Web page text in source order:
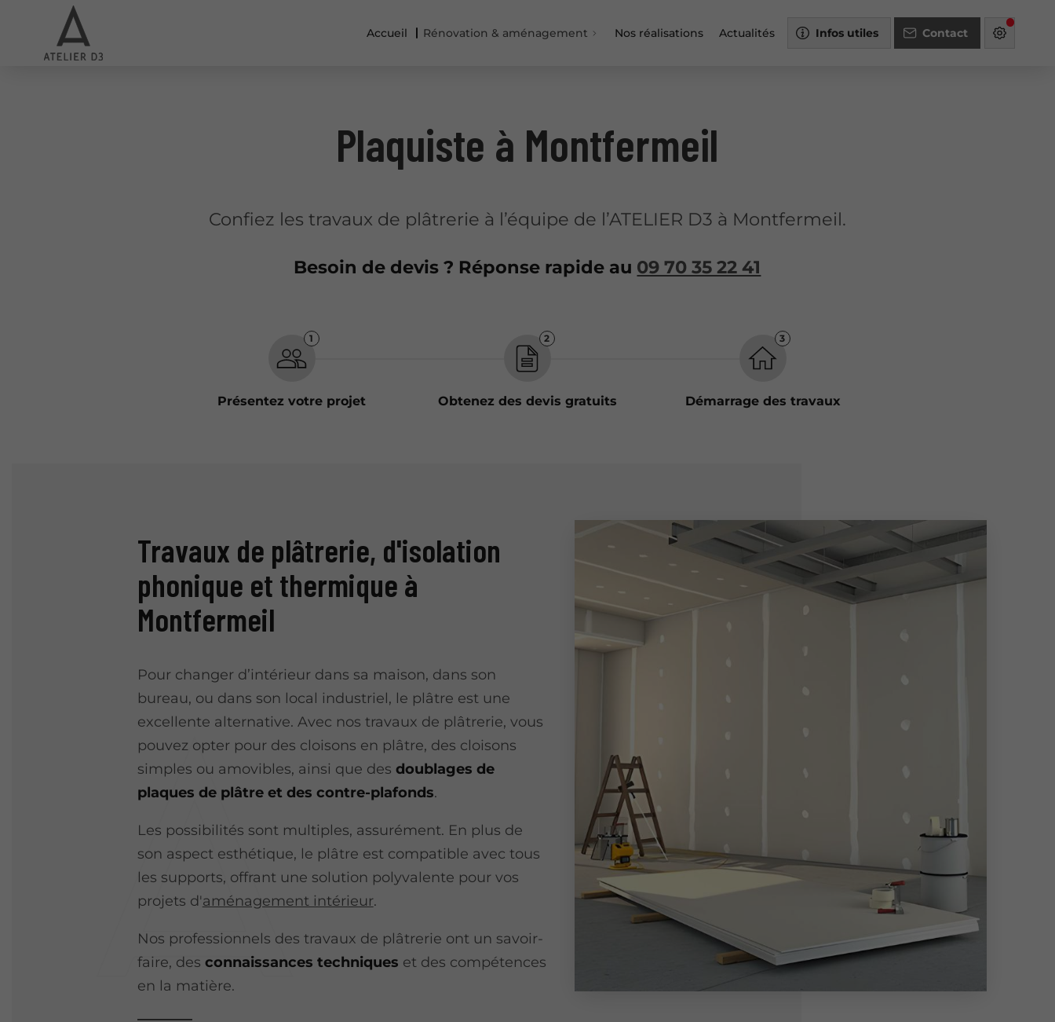
Accueil Rénovation & aménagement Nos réalisations Actualités Infos utiles Contact
Plaquiste à Montfermeil
Confiez les travaux de plâtrerie à l’équipe de l’ATELIER D3 à Montfermeil.
Besoin de devis ? Réponse rapide au 09 70 35 22 41
1
Présentez votre projet
2
Obtenez des devis gratuits
3
Démarrage des travaux
Travaux de plâtrerie, d'isolation
phonique et thermique à
Montfermeil
Pour changer d’intérieur dans sa maison, dans son
bureau, ou dans son local industriel, le plâtre est une
excellente alternative. Avec nos travaux de plâtrerie, vous
pouvez opter pour des cloisons en plâtre, des cloisons
simples ou amovibles, ainsi que des doublages de
plaques de plâtre et des contre-plafonds.
Les possibilités sont multiples, assurément. En plus de
son aspect esthétique, le plâtre est compatible avec tous
les supports, offrant une solution polyvalente pour vos
projets d'aménagement intérieur.
Nos professionnels des travaux de plâtrerie ont un savoir-
faire, des connaissances techniques et des compétences
en la matière.